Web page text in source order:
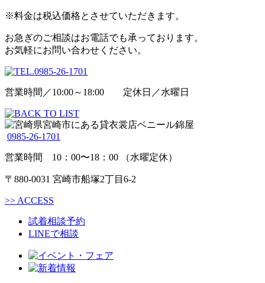
※料金は税込価格とさせていただきます。
お急ぎのご相談はお電話でも承っております。
お気軽にお問い合わせください。
営業時間／10:00～18:00 定休日／水曜日
0985-26-1701
営業時間 10：00〜18：00 （水曜定休）
〒880-0031 宮崎市船塚2丁目6-2
>> ACCESS
試着相談予約
LINEで相談